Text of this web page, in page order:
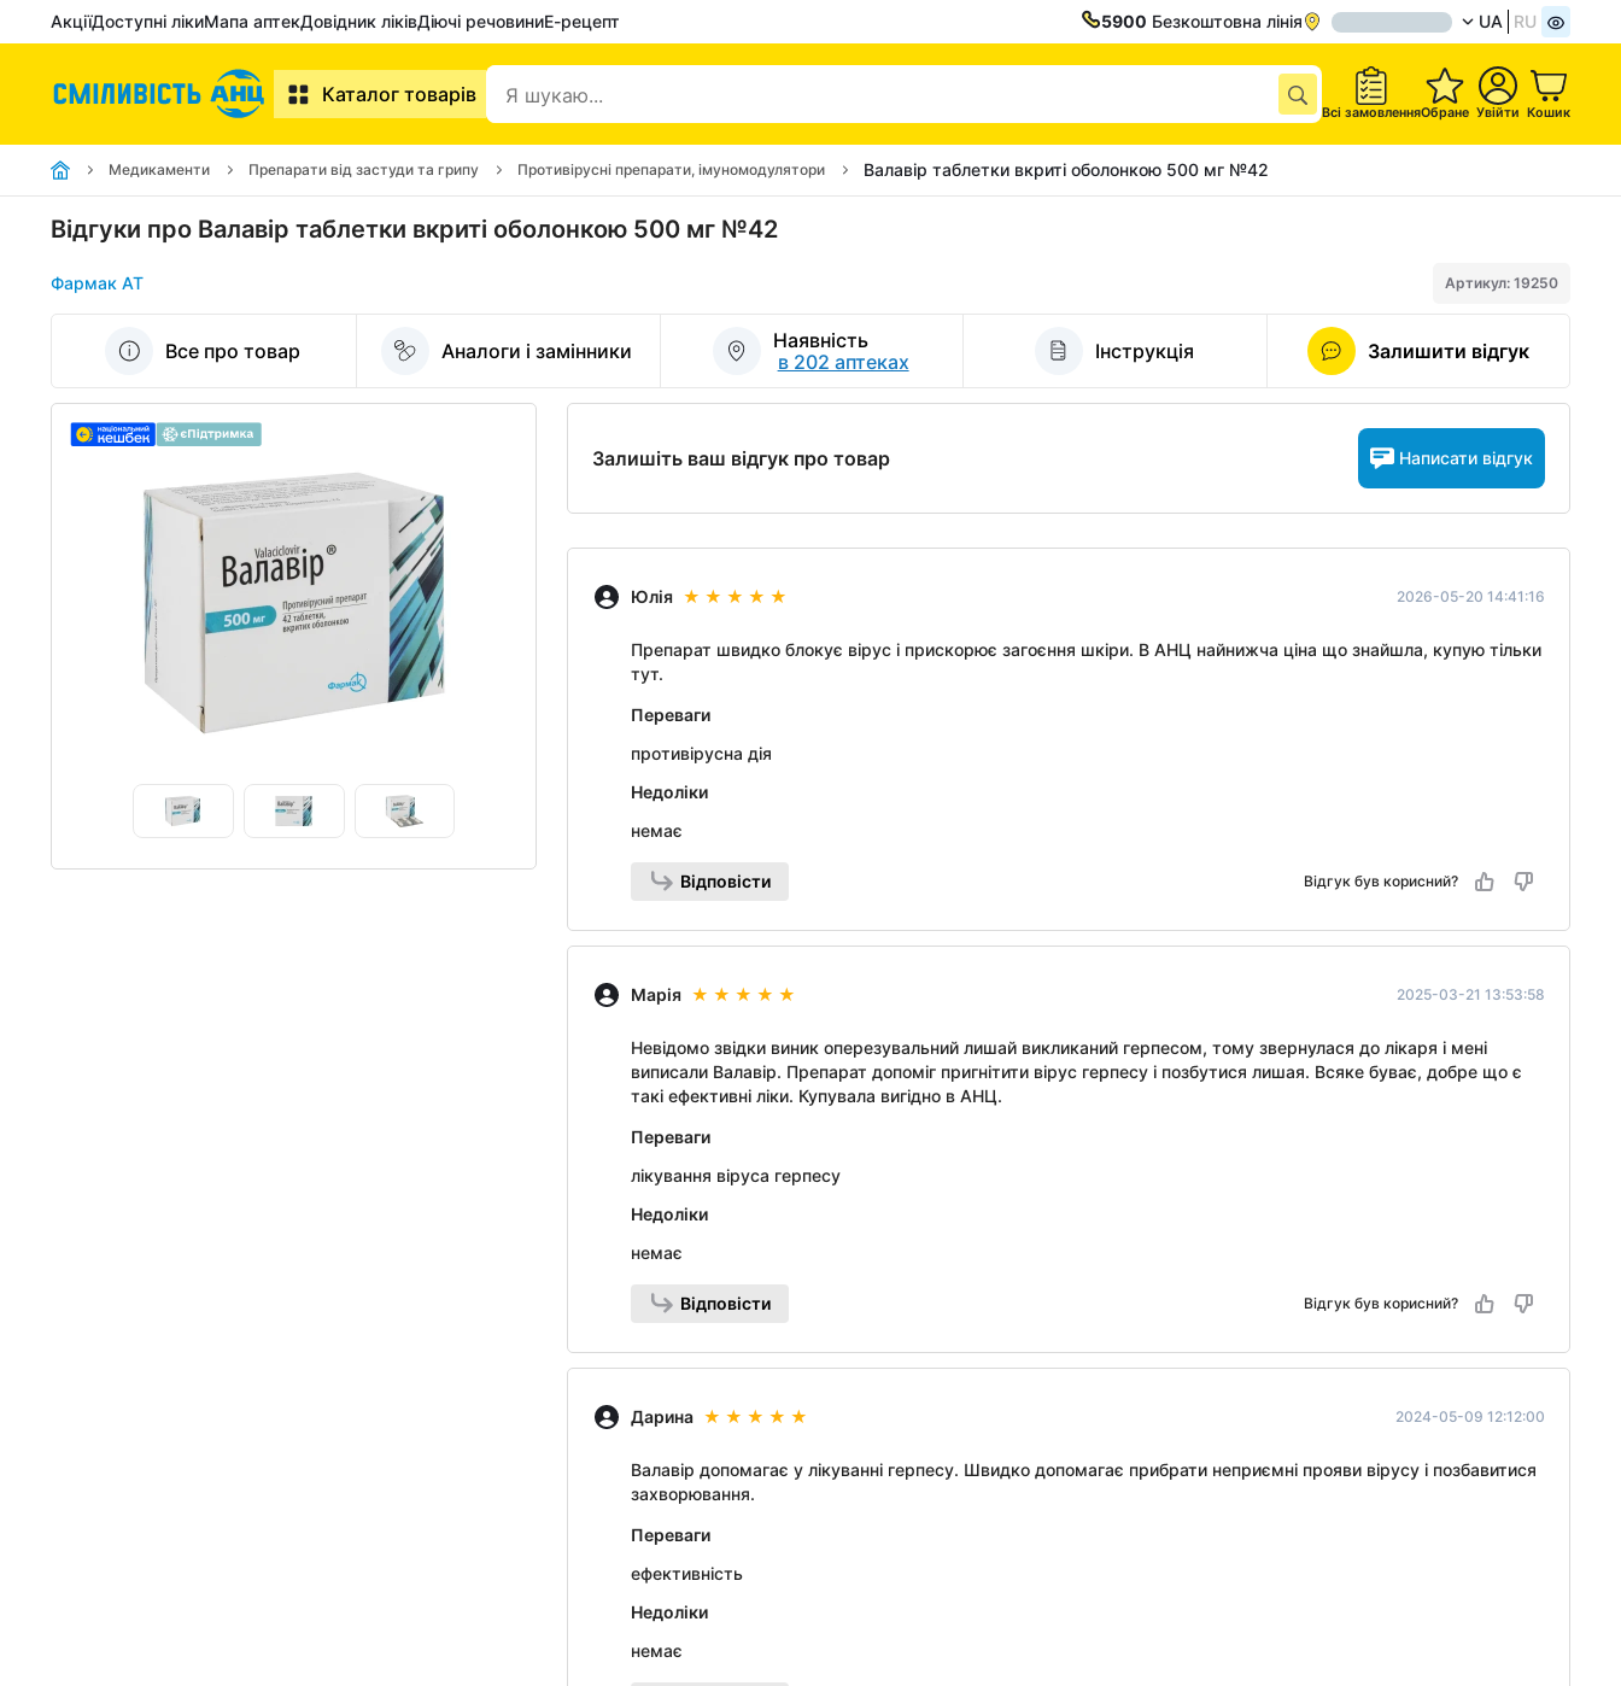
АкціїДоступні лікиМапа аптекДовідник ліківДіючі речовиниЕ-рецепт 5900 Безкоштовна лінія UA RU
Каталог товарів
Всі замовленняОбране Увійти Кошик
Медикаменти Препарати від застуди та грипу Противірусні препарати, імуномодулятори Валавір таблетки вкриті оболонкою 500 мг №42
Відгуки про Валавір таблетки вкриті оболонкою 500 мг №42
Фармак АТ Артикул: 19250
Все про товар Аналоги і замінники
Наявність
в 202 аптеках
Інструкція Залишити відгук
Залишіть ваш відгук про товар Написати відгук
Юлія 2026-05-20 14:41:16
Препарат швидко блокує вірус і прискорює загоєння шкіри. В АНЦ найнижча ціна що знайшла, купую тільки
тут.
Переваги
противірусна дія
Недоліки
немає
Відповісти Відгук був корисний?
Марія 2025-03-21 13:53:58
Невідомо звідки виник оперезувальний лишай викликаний герпесом, тому звернулася до лікаря і мені
виписали Валавір. Препарат допоміг пригнітити вірус герпесу і позбутися лишая. Всяке буває, добре що є
такі ефективні ліки. Купувала вигідно в АНЦ.
Переваги
лікування віруса герпесу
Недоліки
немає
Відповісти Відгук був корисний?
Дарина 2024-05-09 12:12:00
Валавір допомагає у лікуванні герпесу. Швидко допомагає прибрати неприємні прояви вірусу і позбавитися
захворювання.
Переваги
ефективність
Недоліки
немає